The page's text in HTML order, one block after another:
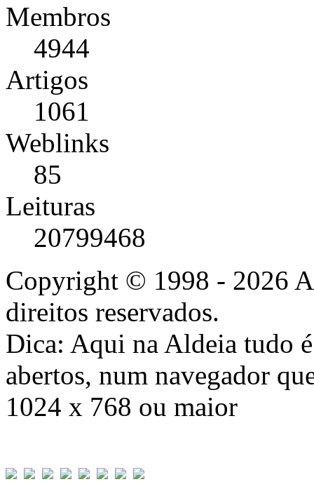
Membros
4944
Artigos
1061
Weblinks
85
Leituras
20799468
Copyright © 1998 - 2026
direitos reservados.
Dica: Aqui na Aldeia tudo
abertos, num navegador
1024 x 768 ou maior